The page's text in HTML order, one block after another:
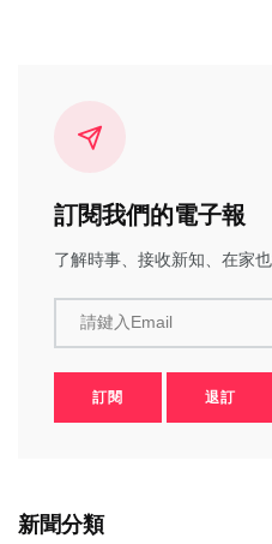
訂閱我們的電子報
了解時事、接收新知、在家
請鍵入Email
訂閱 退訂
新聞分類